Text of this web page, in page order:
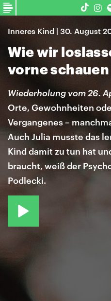
Inneres Kind | 30. August
Wie wir
vorne schauen
Wiederholung vom 26.
Orte, Gewohnheiten
Vergangenes –
Auch Julia musste das
Kind damit zu tun hat
braucht, weiß der
Podlecki.